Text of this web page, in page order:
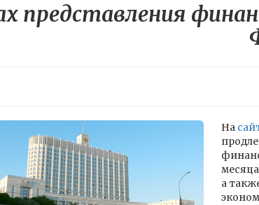
представления
На
а